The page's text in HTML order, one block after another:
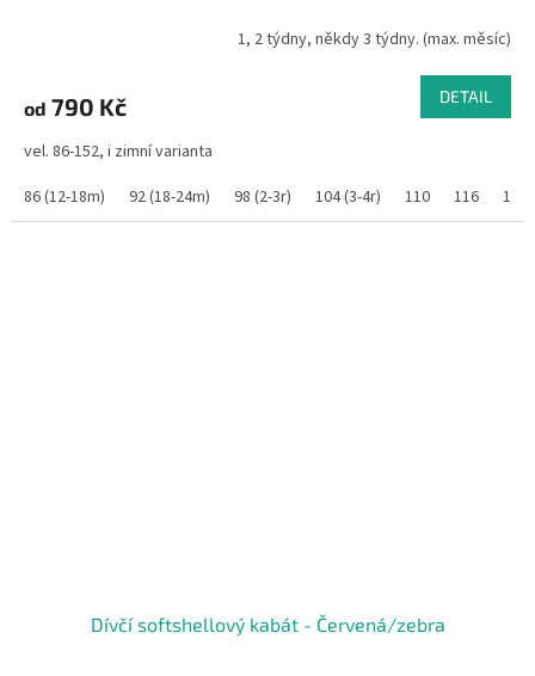
1, 2 týdny, někdy 3 týdny. (max. měsíc)
od 790 Kč DETAIL
vel. 86-152, i zimní varianta
86 (12-18m)
92 (18-24m) 98 (2-3r) 104 (3-4r) 110 116 122
Dívčí softshellový kabát - Červená/zebra